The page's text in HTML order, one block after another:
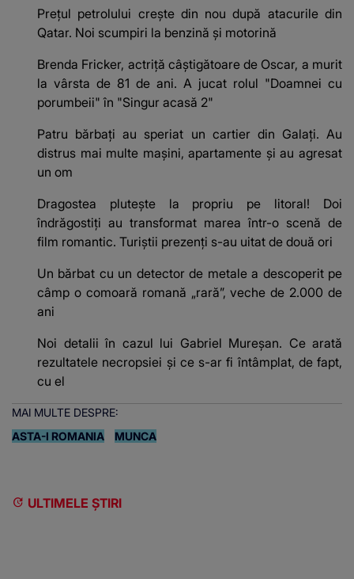
Prețul petrolului crește din nou după atacurile din
Qatar. Noi scumpiri la benzină și motorină
Brenda Fricker, actriță câștigătoare de Oscar, a murit
la vârsta de 81 de ani. A jucat rolul "Doamnei cu
porumbeii" în "Singur acasă 2"
Patru bărbați au speriat un cartier din Galați. Au
distrus mai multe mașini, apartamente și au agresat
un om
Dragostea plutește la propriu pe litoral! Doi
îndrăgostiți au transformat marea într-o scenă de
film romantic. Turiștii prezenți s-au uitat de două ori
Un bărbat cu un detector de metale a descoperit pe
câmp o comoară romană „rară”, veche de 2.000 de
ani
Noi detalii în cazul lui Gabriel Mureșan. Ce arată
rezultatele necropsiei și ce s-ar fi întâmplat, de fapt,
cu el
MAI MULTE DESPRE:
ASTA-I ROMANIA
MUNCA
ULTIMELE ȘTIRI